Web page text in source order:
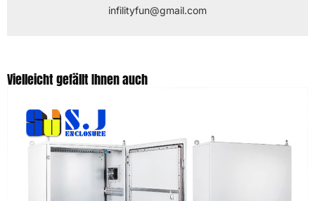
infilityfun@gmail.com
Vielleicht gefällt Ihnen auch